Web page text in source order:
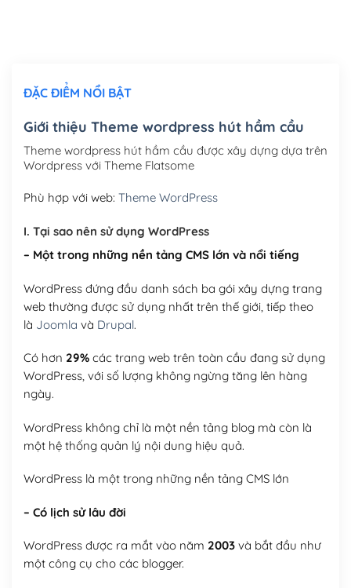
Mua thêm Host + Tên miền
Tên miền quốc tế .com .net .org (1 năm) (+300,000₫)
Tên miền Việt Nam .vn (1 năm)(+550,000₫)
Hosting 5GB SSD (1 năm)
ĐẶC ĐIỂM NỔI BẬT
Giới thiệu Theme wordpress hút hầm cầu
Theme wordpress hút hầm cầu được xây dựng dựa trên
Wordpress với Theme Flatsome
Phù hợp với web: Theme WordPress
I. Tại sao nên sử dụng WordPress
– Một trong những nền tảng CMS lớn và nổi tiếng
WordPress đứng đầu danh sách ba gói xây dựng trang
web thường được sử dụng nhất trên thế giới, tiếp theo
là Joomla và Drupal.
Có hơn 29%các trang web trên toàn cầu đang sử dụng
WordPress, với số lượng không ngừng tăng lên hàng
ngày.
WordPress không chỉ là một nền tảng blog mà còn là
một hệ thống quản lý nội dung hiệu quả.
WordPress là một trong những nền tảng CMS lớn
– Có lịch sử lâu đời
WordPress được ra mắt vào năm 2003và bắt đầu như
một công cụ cho các blogger.